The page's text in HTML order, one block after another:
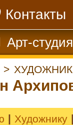
Контакты
Арт-студия
>
Художнику